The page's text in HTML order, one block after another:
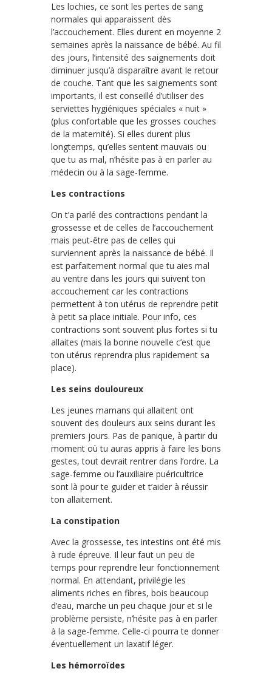
Les lochies, ce sont les pertes de sang
normales qui apparaissent dès
l’accouchement. Elles durent en moyenne 2
semaines après la naissance de bébé. Au fil
des jours, l’intensité des saignements doit
diminuer jusqu’à disparaître avant le retour
de couche. Tant que les saignements sont
importants, il est conseillé d’utiliser des
serviettes hygiéniques spéciales « nuit »
(plus confortable que les grosses couches
de la maternité). Si elles durent plus
longtemps, qu’elles sentent mauvais ou
que tu as mal, n’hésite pas à en parler au
médecin ou à la sage-femme.
Les contractions
On t’a parlé des contractions pendant la
grossesse et de celles de l’accouchement
mais peut-être pas de celles qui
surviennent après la naissance de bébé. Il
est parfaitement normal que tu aies mal
au ventre dans les jours qui suivent ton
accouchement car les contractions
permettent à ton utérus de reprendre petit
à petit sa place initiale. Pour info, ces
contractions sont souvent plus fortes si tu
allaites (mais la bonne nouvelle c’est que
ton utérus reprendra plus rapidement sa
place).
Les seins douloureux
Les jeunes mamans qui allaitent ont
souvent des douleurs aux seins durant les
premiers jours. Pas de panique, à partir du
moment où tu auras appris à faire les bons
gestes, tout devrait rentrer dans l’ordre. La
sage-femme ou l’auxiliaire puéricultrice
sont là pour te guider et t’aider à réussir
ton allaitement.
La constipation
Avec la grossesse, tes intestins ont été mis
à rude épreuve. Il leur faut un peu de
temps pour reprendre leur fonctionnement
normal. En attendant, privilégie les
aliments riches en fibres, bois beaucoup
d’eau, marche un peu chaque jour et si le
problème persiste, n’hésite pas à en parler
à la sage-femme. Celle-ci pourra te donner
éventuellement un laxatif léger.
Les hémorroïdes